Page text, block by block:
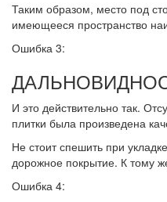
Таким образом, место под
имеющееся пространство
Ошибка 3:
И это действительно так.
плитки была произведена
Не стоит спешить при
дорожное покрытие. К тому
Ошибка 4: